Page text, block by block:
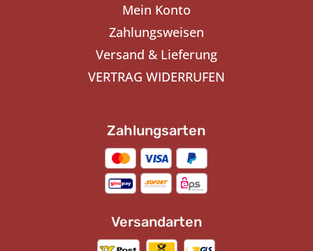
Mein Konto
Zahlungsweisen
Versand & Lieferung
VERTRAG WIDERRUFEN
Zahlungsarten
Versandarten